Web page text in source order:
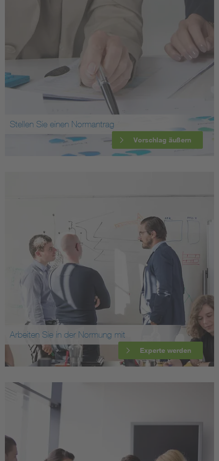
Stellen Sie einen Normantrag
Vorschlag äußern
Arbeiten Sie in der Normung mit
Experte werden